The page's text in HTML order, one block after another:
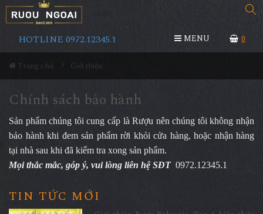
0
HOTLINE 0972.12345.1 MENU
Trang chủ Giới thiệu
Chính sách bảo hành
Sản phẩm chúng tôi cung cấp là Rượu nên chúng tôi không nhận
bảo hành khi đem sản phẩm rời khỏi cửa hàng, hoặc nhận hàng
tại nhà sau khi đã kiểm tra xong sản phẩm.
Mọi thắc mắc, góp ý, vui lòng liên hệ SĐT 0972.12345.1
TIN TỨC MỚI